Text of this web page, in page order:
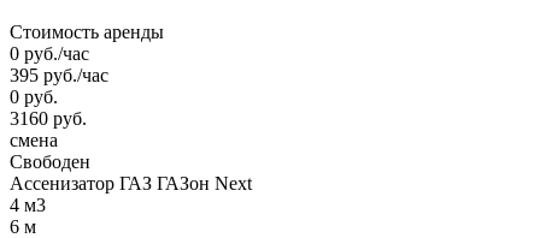
Стоимость аренды
0 руб./час
395 руб./час
0 руб.
3160 руб.
смена
Свободен
Ассенизатор ГАЗ ГАЗон Next
4 м3
6 м